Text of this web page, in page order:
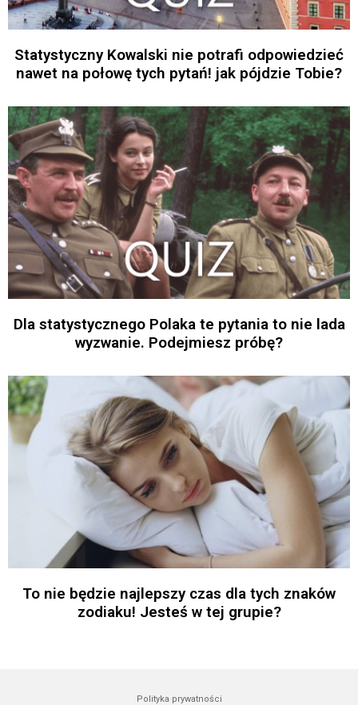
Statystyczny Kowalski nie potrafi odpowiedzieć
nawet na połowę tych pytań! jak pójdzie Tobie?
Dla statystycznego Polaka te pytania to nie lada
wyzwanie. Podejmiesz próbę?
To nie będzie najlepszy czas dla tych znaków
zodiaku! Jesteś w tej grupie?
Polityka prywatności